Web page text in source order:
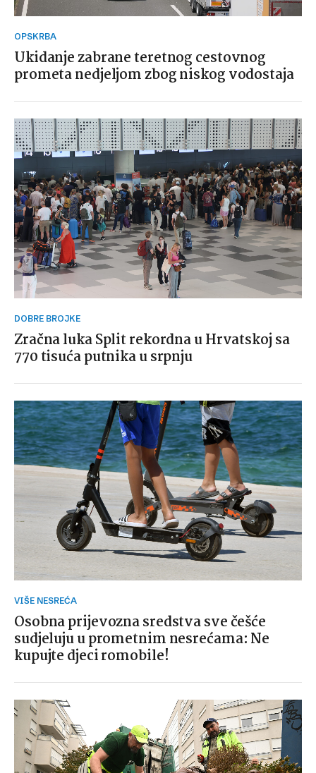
OPSKRBA
Ukidanje zabrane teretnog cestovnog
prometa nedjeljom zbog niskog vodostaja
DOBRE BROJKE
Zračna luka Split rekordna u Hrvatskoj sa
770 tisuća putnika u srpnju
VIŠE NESREĆA
Osobna prijevozna sredstva sve češće
sudjeluju u prometnim nesrećama: Ne
kupujte djeci romobile!